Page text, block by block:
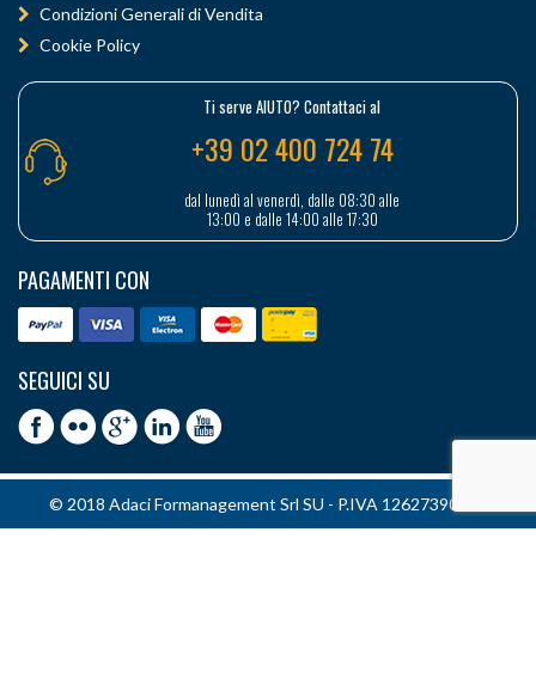
Condizioni Generali di Vendita
Cookie Policy
Ti serve AIUTO? Contattaci al
+39 02 400 724 74
dal lunedì al venerdì, dalle 08:30 alle
13:00 e dalle 14:00 alle 17:30
PAGAMENTI CON
SEGUICI SU
© 2018 Adaci Formanagement Srl SU - P.IVA 12627390151